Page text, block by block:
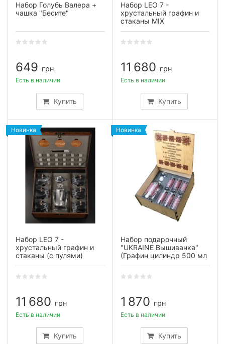
Набор Голубь Валера +
чашка "Бесите"
649 грн
Купить
Есть в наличии
Набор LEO 7 -
хрустальный графин и
стаканы MIX
11 680 грн
Купить
Есть в наличии
Новинка
Набор LEO 7 -
хрустальный графин и
стаканы (с пулями)
11 680 грн
Купить
Есть в наличии
Новинка
Набор подарочный
"UKRAINE Вышиванка"
(Графин цилиндр 500 мл
1 870 грн
Купить
Есть в наличии